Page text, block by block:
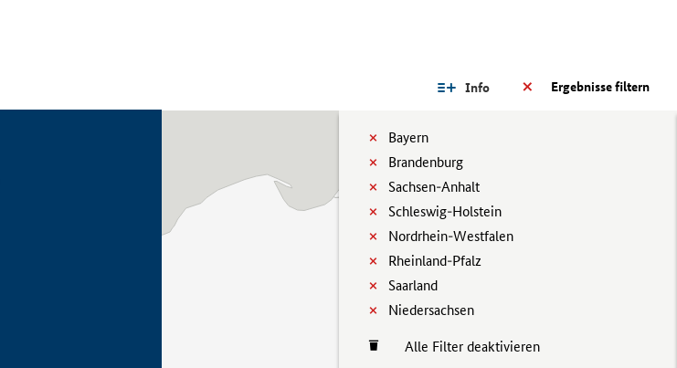
Ergebnisse filtern
Info
Bayern
Brandenburg
Sachsen-Anhalt
Schleswig-Holstein
Nordrhein-Westfalen
Rheinland-Pfalz
Saarland
Niedersachsen
Alle Filter deaktivieren